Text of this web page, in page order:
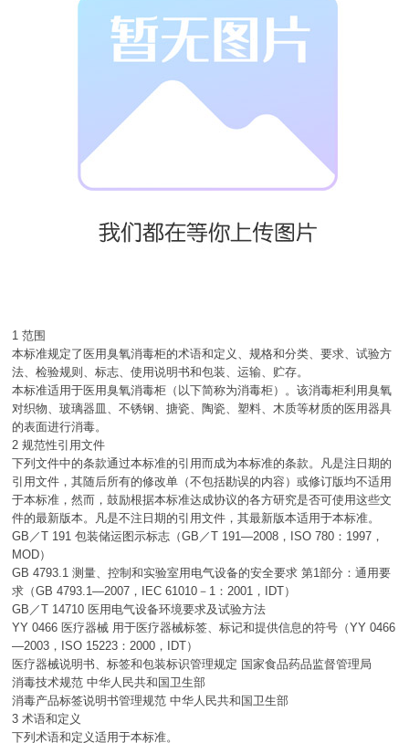
1 范围
本标准规定了医用臭氧消毒柜的术语和定义、规格和分类、要求、试验方
法、检验规则、标志、使用说明书和包装、运输、贮存。
本标准适用于医用臭氧消毒柜（以下简称为消毒柜）。该消毒柜利用臭氧
对织物、玻璃器皿、不锈钢、搪瓷、陶瓷、塑料、木质等材质的医用器具
的表面进行消毒。
2 规范性引用文件
下列文件中的条款通过本标准的引用而成为本标准的条款。凡是注日期的
引用文件，其随后所有的修改单（不包括勘误的内容）或修订版均不适用
于本标准，然而，鼓励根据本标准达成协议的各方研究是否可使用这些文
件的最新版本。凡是不注日期的引用文件，其最新版本适用于本标准。
GB／T 191 包装储运图示标志（GB／T 191—2008，ISO 780：1997，
MOD）
GB 4793.1 测量、控制和实验室用电气设备的安全要求 第1部分：通用要
求（GB 4793.1—2007，IEC 61010－1：2001，IDT）
GB／T 14710 医用电气设备环境要求及试验方法
YY 0466 医疗器械 用于医疗器械标签、标记和提供信息的符号（YY 0466
—2003，ISO 15223：2000，IDT）
医疗器械说明书、标签和包装标识管理规定 国家食品药品监督管理局
消毒技术规范 中华人民共和国卫生部
消毒产品标签说明书管理规范 中华人民共和国卫生部
3 术语和定义
下列术语和定义适用于本标准。